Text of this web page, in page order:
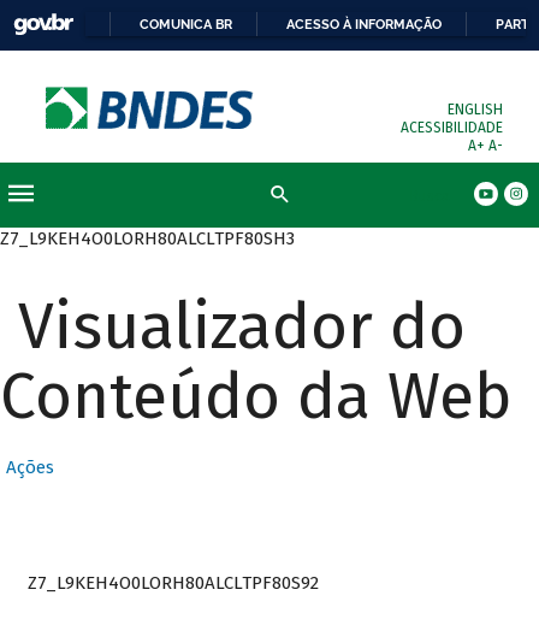
COMUNICA BR ACESSO À INFORMAÇÃO
ENGLISH
ACESSIBILIDADE
A+ A-
Z7_L9KEH4O0LORH80ALCLTPF80SH3
Visualizador do
Conteúdo da Web
Ações
Z7_L9KEH4O0LORH80ALCLTPF80S92